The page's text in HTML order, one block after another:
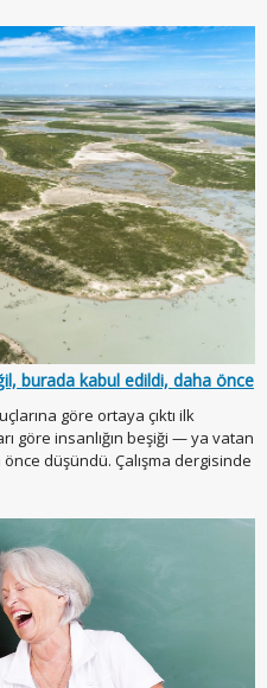
burada kabul edildi, daha önce
göre ortaya çıktı ilk
göre insanlığın beşiği — ya vatan
düşündü. Çalışma dergisinde